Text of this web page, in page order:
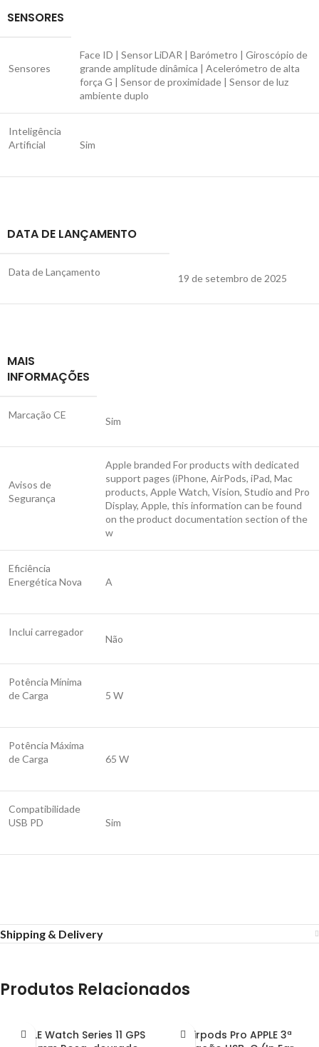
SENSORES
Sensores
Face ID | Sensor LiDAR | Barómetro | Giroscópio de
grande amplitude dinâmica | Acelerómetro de alta
força G | Sensor de proximidade | Sensor de luz
ambiente duplo
Inteligência
Artificial
Sim
DATA DE LANÇAMENTO
Data de Lançamento
19 de setembro de 2025
MAIS
INFORMAÇÕES
Marcação CE
Sim
Avisos de
Segurança
Apple branded For products with dedicated
support pages (iPhone, AirPods, iPad, Mac
products, Apple Watch, Vision, Studio and Pro
Display, Apple, this information can be found
on the product documentation section of the
w
Eficiência
Energética Nova
A
Inclui carregador
Não
Potência Mínima
de Carga
5 W
Potência Máxima
de Carga
65 W
Compatibilidade
USB PD
Sim
Shipping & Delivery
Produtos Relacionados
APPLE Watch Series 11 GPS
Airpods Pro APPLE 3ª